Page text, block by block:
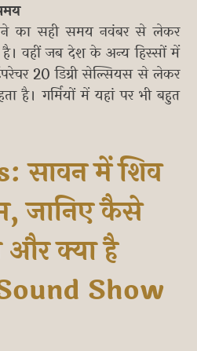
का सही समय नवंबर से लेकर
है। वहीं जब देश के अन्य हिस्सों में
20 डिग्री सेल्सियस से लेकर
है। गर्मियों में यहां पर भी बहुत
सावन में शिव
जानिए कैसे
और क्या है
Show